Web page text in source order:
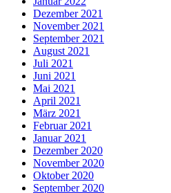
Dezember 2021
November 2021
September 2021
August 2021
Juli 2021
Juni 2021
Mai 2021
April 2021
März 2021
Februar 2021
Januar 2021
Dezember 2020
November 2020
Oktober 2020
September 2020